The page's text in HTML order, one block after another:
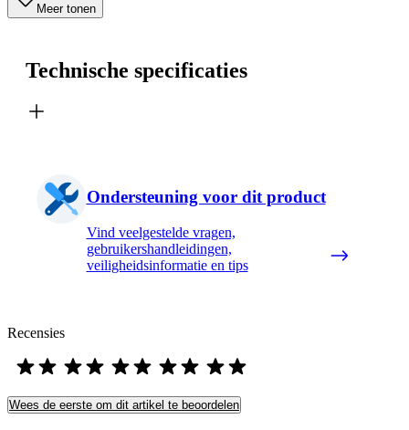
Meer tonen
Technische specificaties
Ondersteuning voor dit product
Vind veelgestelde vragen,
gebruikershandleidingen,
veiligheidsinformatie en tips
Recensies
Wees de eerste om dit artikel te beoordelen